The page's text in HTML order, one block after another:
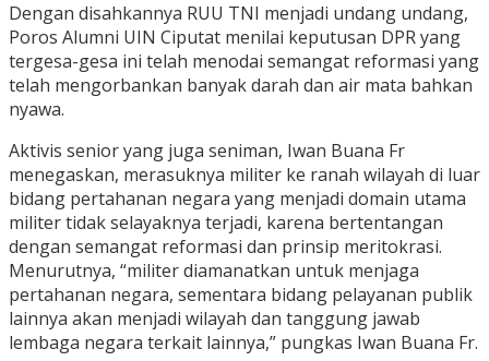
Dengan disahkannya RUU TNI menjadi undang undang,
Poros Alumni UIN Ciputat menilai keputusan DPR yang
tergesa-gesa ini telah menodai semangat reformasi yang
telah mengorbankan banyak darah dan air mata bahkan
nyawa.
Aktivis senior yang juga seniman, Iwan Buana Fr
menegaskan, merasuknya militer ke ranah wilayah di luar
bidang pertahanan negara yang menjadi domain utama
militer tidak selayaknya terjadi, karena bertentangan
dengan semangat reformasi dan prinsip meritokrasi.
Menurutnya, “militer diamanatkan untuk menjaga
pertahanan negara, sementara bidang pelayanan publik
lainnya akan menjadi wilayah dan tanggung jawab
lembaga negara terkait lainnya,” pungkas Iwan Buana Fr.